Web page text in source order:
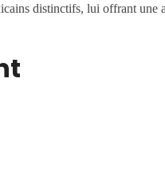
distinctifs, lui offrant une